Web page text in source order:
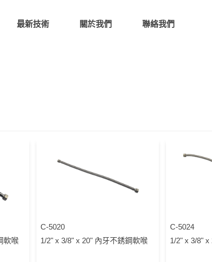
最新技術 關於我們
聯絡我們
軟喉
C-5020
1/2" x 3/8" x 20" 內牙不銹鋼軟喉
C-5024
1/2" x 3/8"